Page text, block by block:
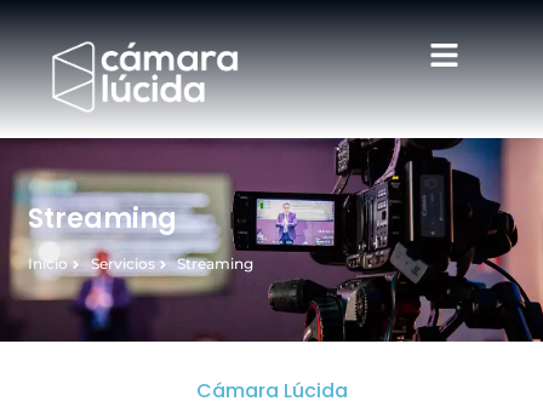
Streaming
Inicio Servicios Streaming
Cámara Lúcida